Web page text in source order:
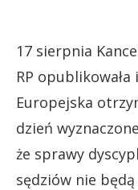
17 sierpnia
RP
Europejska
dzień
że sprawy
sędziów nie